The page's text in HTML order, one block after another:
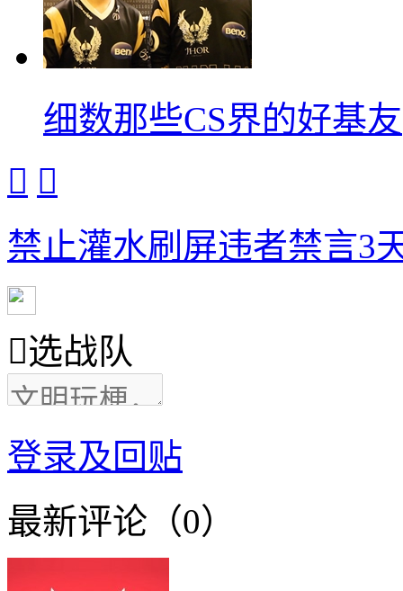
细数那些CS界的好基友
 
禁止灌水刷屏违者禁言3
选战队
登录及回贴
最新评论（0）